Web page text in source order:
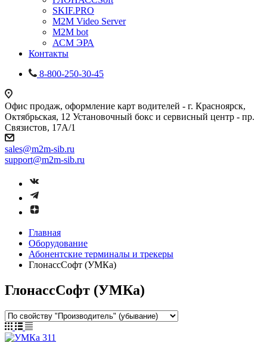
SKIF.PRO
M2M Video Server
М2М bot
АСМ ЭРА
Контакты
8-800-250-30-45
Офис продаж, оформление карт водителей - г. Красноярск,
Октябрьская, 12 Установочный бокс и сервисный центр - пр.
Связистов, 17А/1
sales@m2m-sib.ru
support@m2m-sib.ru
Главная
Оборудование
Абонентские терминалы и трекеры
ГлонассСофт (УМКа)
ГлонассСофт (УМКа)